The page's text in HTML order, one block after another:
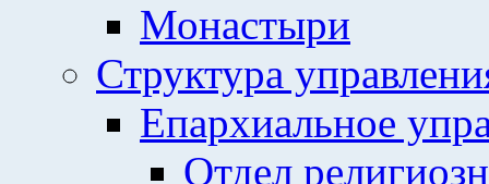
Монастыри
Структура
Епархиальное
Отдел